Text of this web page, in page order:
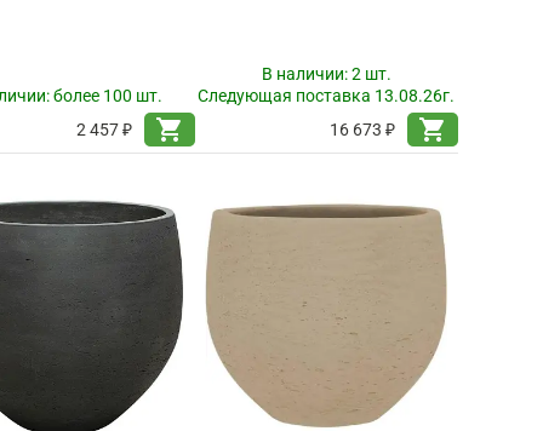
более 100 шт.
2 457 ₽
shopping_cart
В наличии:2 шт.
Следующая поставка 13.08.26г.
16 673 ₽
shopping_cart